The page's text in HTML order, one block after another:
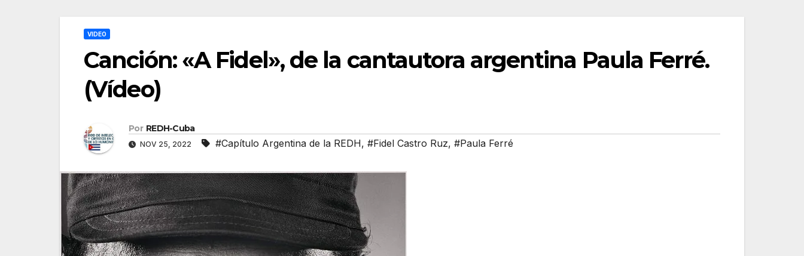
VIDEO
Canción: «A Fidel», de la cantautora argentina Paula Ferré.
(Vídeo)
Por REDH-Cuba
NOV 25, 2022 #Capítulo Argentina de la REDH, #Fidel Castro Ruz, #Paula Ferré